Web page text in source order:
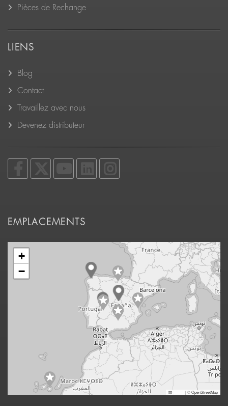
Pièces de Rechange
LIENS
Blog
Contact
Travaillez avec nous
Devenez distributeur
EMPLACEMENTS
+
−
|© OpenStreetMap